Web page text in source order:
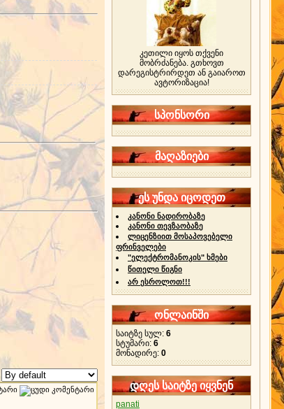
კეთილი იყოს თქვენი
მობრძანება. გთხოვთ
დარეგისტრირდეთ ან გაიაროთ
ავტორიზაცია!
სპონსორი
მაღაზიები
ეს უნდა იცოდეთ
კანონი ნადირობაზე
კანონი თევზაობაზე
ლიცენზიით მოსაპოვებელი
ფრინველები
"ელექტრომანოკის" ხმები
წითელი წიგნი
არ ესროლოთ!!!
ონლაინში
საიტზე სულ: 6
სტუმარი: 6
მონადირე: 0
დღეს საიტზე იყვნენ
panati